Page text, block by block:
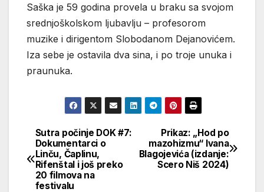
Saška je 59 godina provela u braku sa svojom
srednjoškolskom ljubavlju – profesorom
muzike i dirigentom Slobodanom Dejanovićem.
Iza sebe je ostavila dva sina, i po troje unuka i
praunuka.
Кретање
чланка
Prikaz: „Hod po
mazohizmu“ Ivana
Blagojevića (izdanje:
Scero Niš 2024)
Sutra počinje DOK #7:
Dokumentarci o
Linču, Čaplinu,
Rifenštal i još preko
20 filmova na
festivalu